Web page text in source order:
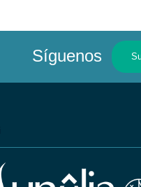
Síguenos